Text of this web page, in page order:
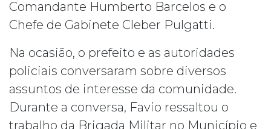
Comandante Humberto Barcelos e o
Chefe de Gabinete Cleber Pulgatti.
Na ocasião, o prefeito e as autoridades
policiais conversaram sobre diversos
assuntos de interesse da comunidade.
Durante a conversa, Favio ressaltou o
trabalho da Brigada Militar no Município e